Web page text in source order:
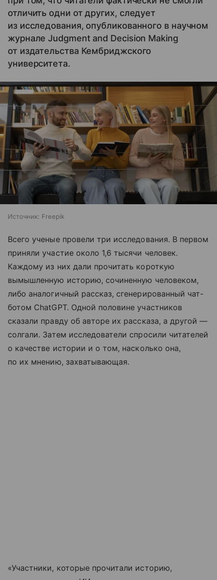
отличить одни от других, следует
из исследования, опубликованного в научном
журнале Judgment and Decision Making
от издательства Кембриджского
университета.
Источник: Freepik
Всего ученые провели три исследования. В первом
приняли участие около 1,6 тысячи человек.
Каждому из них дали прочитать короткую
вымышленную историю, сочиненную человеком,
либо аналогичный рассказ, сгенерированный чат-
ботом ChatGPT. Одной половине участников
сказали правду об авторе их рассказа, а другой —
солгали. Затем исследователи спросили читателей
о качестве истории и о том, насколько она,
по их мнению, захватывающая.
«Участники, которые прочитали историю,